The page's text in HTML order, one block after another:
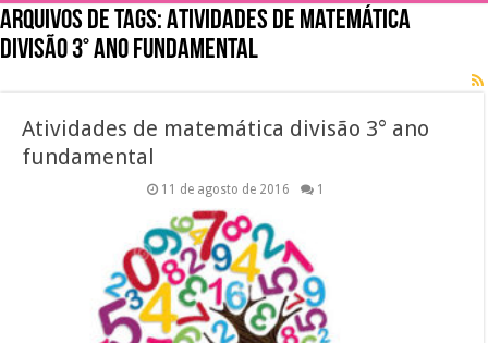
Arquivos de tags:Atividades de matemática
divisão 3° ano fundamental
Atividades de matemática divisão 3° ano
fundamental
11 de agosto de 2016 1